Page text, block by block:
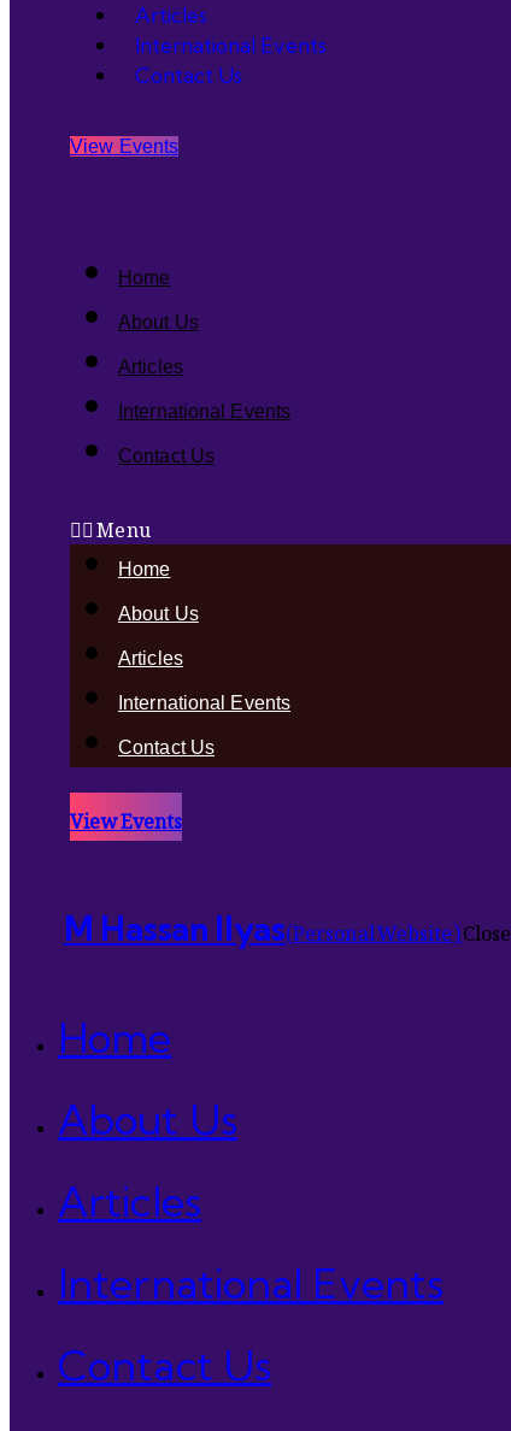
Articles
International Events
Contact Us
View Events
Home
About Us
Articles
International Events
Contact Us
Menu
Home
About Us
Articles
International Events
Contact Us
View Events
M Hassan Ilyas(Personal Website)Close
Home
About Us
Articles
International Events
Contact Us